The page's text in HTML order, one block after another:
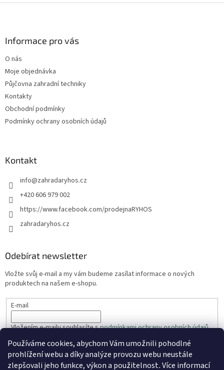
Používáme cookies, abychom Vám umožnili pohodlné
prohlížení webu a díky analýze provozu webu neustále
zlepšovali jeho funkce, výkon a použitelnost.Více informací
Informace pro vás
O nás
Moje objednávka
Půjčovna zahradní techniky
Kontakty
Obchodní podmínky
Podmínky ochrany osobních údajů
Kontakt
info@zahradaryhos.cz
+420 606 979 002
https://www.facebook.com/prodejnaRYHOS
zahradaryhos.cz
Odebírat newsletter
Vložte svůj e-mail a my vám budeme zasílat informace o nových
produktech na našem e-shopu.
E-mail
Vložením e-mailu souhlasíte spodmínkami ochrany osobních údajů
PŘIHLÁSIT SE